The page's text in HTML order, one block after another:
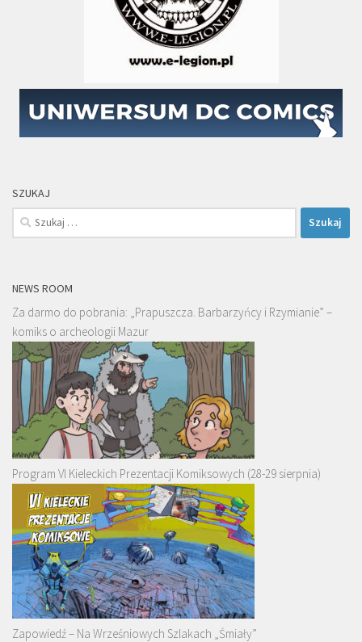
SZUKAJ
Szukaj:
NEWS ROOM
Za darmo do pobrania: „Prapuszcza. Barbarzyńcy i Rzymianie” –
komiks o archeologii Mazur
Program VI Kieleckich Prezentacji Komiksowych (28-29 sierpnia)
Zapowiedź – Na Wrześniowych Szlakach „Śmiały”